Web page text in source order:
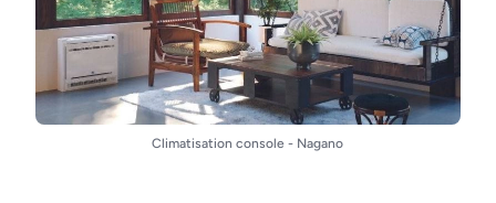
Climatisation console - Nagano